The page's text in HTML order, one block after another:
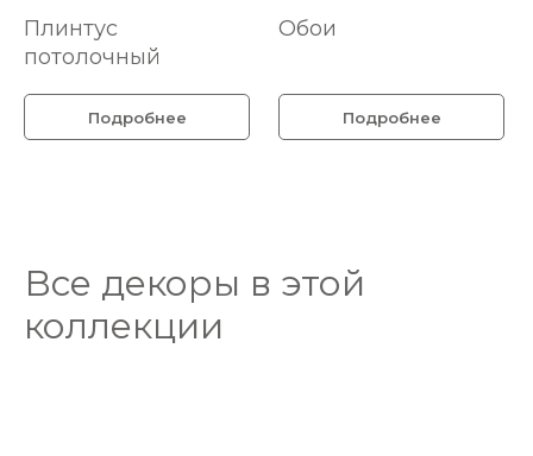
Плинтус
потолочный
Подробнее
Обои
Подробнее
Все декоры в этой
коллекции